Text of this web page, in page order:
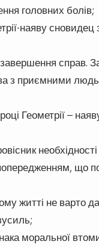
головних болів;
наяву сновидец
справ.
з приємними
Геометрії –
що
житті не варто
моральної